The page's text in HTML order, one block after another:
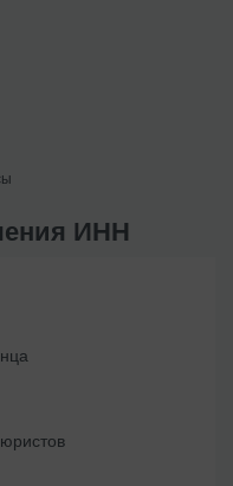
ИНН